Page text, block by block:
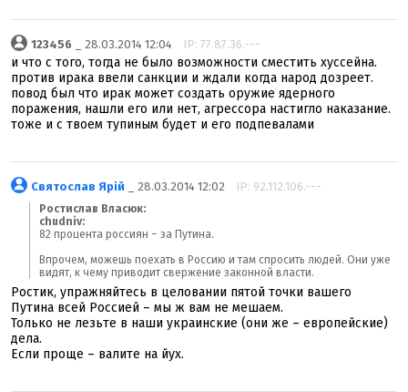
123456 _ 28.03.2014 12:04 IP: 77.87.36.---
и что с того, тогда не было возможности сместить хуссейна.
против ирака ввели санкции и ждали когда народ дозреет.
повод был что ирак может создать оружие ядерного
поражения, нашли его или нет, агрессора настигло наказание.
тоже и с твоем тупиным будет и его подпевалами
Святослав Ярій _ 28.03.2014 12:02 IP: 92.112.106.---
Ростислав Власюк:
chudniv:
82 процента россиян – за Путина.
Впрочем, можешь поехать в Россию и там спросить людей. Они уже
видят, к чему приводит свержение законной власти.
Ростик, упражняйтесь в целовании пятой точки вашего
Путина всей Россией – мы ж вам не мешаем.
Только не лезьте в наши украинские (они же – европейские)
дела.
Если проще – валите на йух.